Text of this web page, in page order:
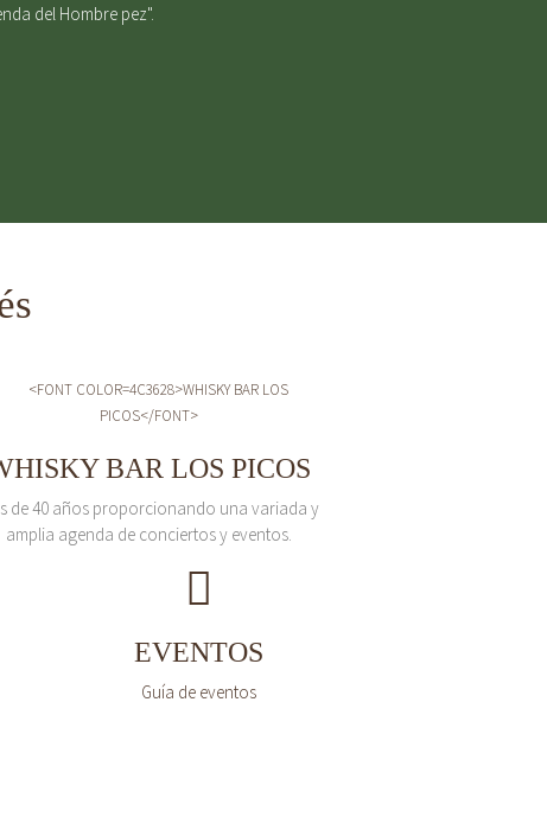
del Hombre pez".
BAR LOS PICOS
de 40 años proporcionando una variada y
amplia agenda de conciertos y eventos.
EVENTOS
Guía de eventos